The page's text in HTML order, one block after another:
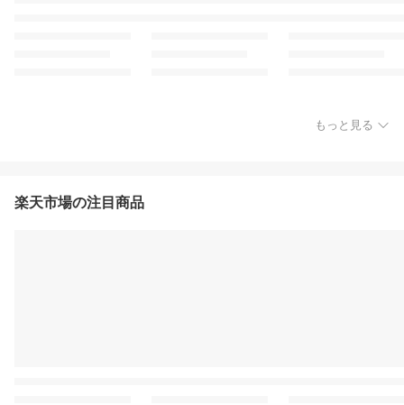
もっと見る
楽天市場の注目商品